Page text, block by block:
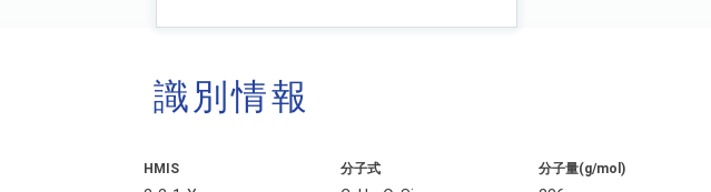
識別情報
HMIS 分子式 分子量(g/mol)